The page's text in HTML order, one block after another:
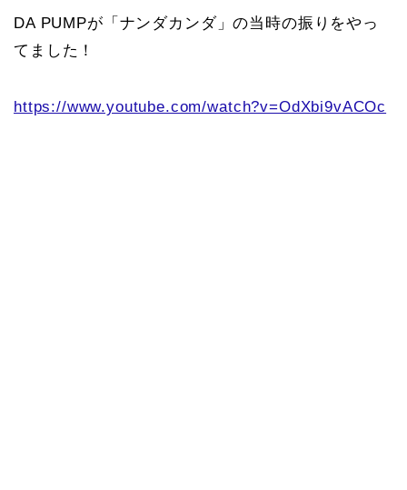
DA PUMPが「ナンダカンダ」の当時の振りをやっ
てました！
https://www.youtube.com/watch?v=OdXbi9vACOc